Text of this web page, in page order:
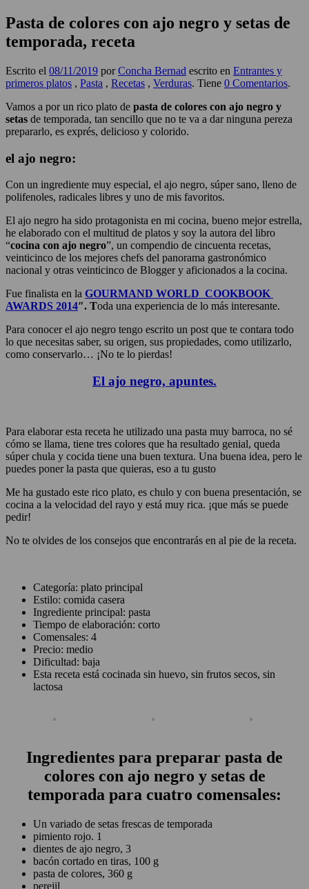
Pasta de colores con ajo negro y setas de
temporada, receta
Escrito el 08/11/2019 porConcha Bernad escrito en Entrantes y
primeros platos , Pasta , Recetas , Verduras. Tiene 0 Comentarios.
Vamos a por un rico plato de pasta de colores con ajo negro y
setas de temporada, tan sencillo que no te va a dar ninguna pereza
prepararlo, es exprés, delicioso y colorido.
el ajo negro:
Con un ingrediente muy especial, el ajo negro, súper sano, lleno de
polifenoles, radicales libres y uno de mis favoritos.
El ajo negro ha sido protagonista en mi cocina, bueno mejor estrella,
he elaborado con el multitud de platos y soy la autora del libro
“cocina con ajo negro”, un compendio de cincuenta recetas,
veinticinco de los mejores chefs del panorama gastronómico
nacional y otras veinticinco de Blogger y aficionados a la cocina.
Fue finalista en la GOURMAND WORLD COOKBOOK
AWARDS 2014″. Toda una experiencia de lo más interesante.
Para conocer el ajo negro tengo escrito un post que te contara todo
lo que necesitas saber, su origen, sus propiedades, como utilizarlo,
como conservarlo… ¡No te lo pierdas!
El ajo negro, apuntes.
Para elaborar esta receta he utilizado una pasta muy barroca, no sé
cómo se llama, tiene tres colores que ha resultado genial, queda
súper chula y cocida tiene una buen textura. Una buena idea, pero le
puedes poner la pasta que quieras, eso a tu gusto
Me ha gustado este rico plato, es chulo y con buena presentación, se
cocina a la velocidad del rayo y está muy rica. ¡que más se puede
pedir!
No te olvides de los consejos que encontrarás en al pie de la receta.
Categoría: plato principal
Estilo: comida casera
Ingrediente principal: pasta
Tiempo de elaboración: corto
Comensales: 4
Precio: medio
Dificultad: baja
Esta receta está cocinada sin huevo, sin frutos secos, sin
lactosa
Ingredientes para preparar pasta de
colores con ajo negro y setas de
temporada para cuatro comensales:
Un variado de setas frescas de temporada
pimiento rojo. 1
dientes de ajo negro, 3
bacón cortado en tiras, 100 g
pasta de colores, 360 g
perejil